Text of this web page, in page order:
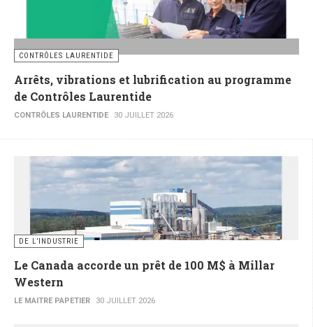
CONTRÔLES LAURENTIDE
Arrêts, vibrations et lubrification au programme
de Contrôles Laurentide
CONTRÔLES LAURENTIDE 30 JUILLET 2026
DE L’INDUSTRIE
Le Canada accorde un prêt de 100 M$ à Millar
Western
LE MAITRE PAPETIER 30 JUILLET 2026